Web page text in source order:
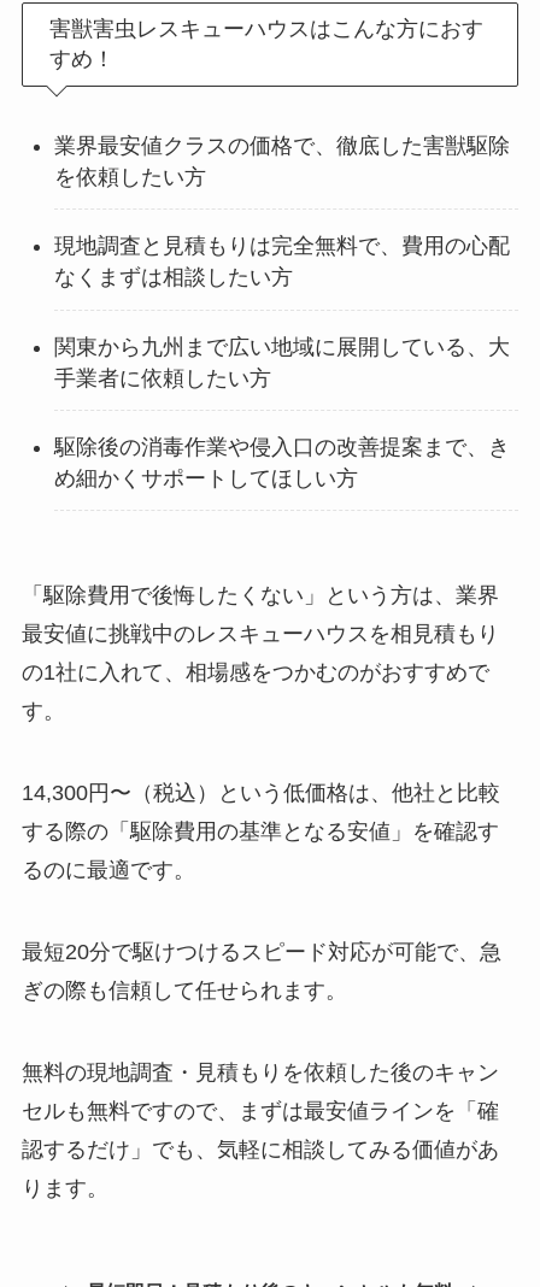
害獣害虫レスキューハウスはこんな方におす
すめ！
業界最安値クラスの価格で、徹底した害獣駆除
を依頼したい方
現地調査と見積もりは完全無料で、費用の心配
なくまずは相談したい方
関東から九州まで広い地域に展開している、大
手業者に依頼したい方
駆除後の消毒作業や侵入口の改善提案まで、き
め細かくサポートしてほしい方
「駆除費用で後悔したくない」という方は、業界
最安値に挑戦中のレスキューハウスを相見積もり
の1社に入れて、相場感をつかむのがおすすめで
す。
14,300円〜（税込）という低価格は、他社と比較
する際の「駆除費用の基準となる安値」を確認す
るのに最適です。
最短20分で駆けつけるスピード対応が可能で、急
ぎの際も信頼して任せられます。
無料の現地調査・見積もりを依頼した後のキャン
セルも無料ですので、まずは最安値ラインを「確
認するだけ」でも、気軽に相談してみる価値があ
ります。